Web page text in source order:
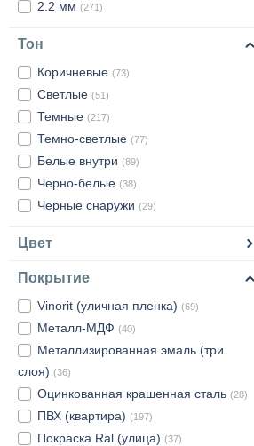
2.2 мм (271)
Тон
Коричневые (73)
Светлые (51)
Темные (217)
Темно-светлые (77)
Белые внутри (89)
Черно-белые (38)
Черные снаружи (29)
Цвет
Покрытие
Vinorit (уличная пленка) (69)
Металл-МДФ (40)
Металлизированная эмаль (три
слоя) (36)
Оцинкованная крашенная сталь (28)
ПВХ (квартира) (197)
Покраска Ral (улица) (37)